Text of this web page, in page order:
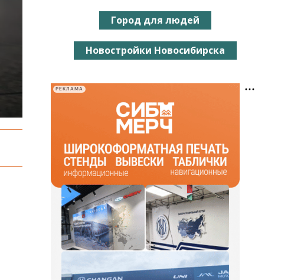
Город для людей
Новостройки Новосибирска
РЕКЛАМА